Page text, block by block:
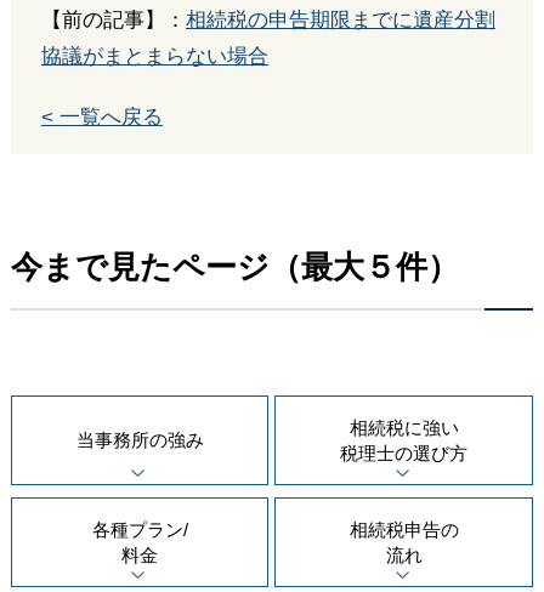
【前の記事】： 相続税の申告期限までに遺産分割
協議がまとまらない場合
< 一覧へ戻る
今まで見たページ（最大５件）
当事務所の強み
相続税に強い
税理士の選び方
各種プラン/
料金
相続税申告の
流れ